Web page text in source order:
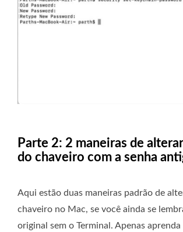
Parte 2: 2 maneiras de
do chaveiro com a senha
Aqui estão duas maneiras padrão de
chaveiro no Mac, se você ainda se
original sem o Terminal. Apenas aprenda